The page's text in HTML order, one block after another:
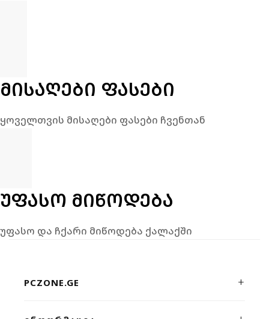
ᲛᲘᲡᲐᲦᲔᲑᲘ ᲤᲐᲡᲔᲑᲘ
ყოველთვის მისაღები ფასები ჩვენთან
ᲣᲤᲐᲡᲝ ᲛᲘᲬᲝᲓᲔᲑᲐ
უფასო და ჩქარი მიწოდება ქალაქში
PCZONE.GE